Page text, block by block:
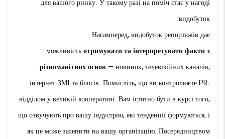
для вашого ринку. У такому разі на поміч стає у нагоді
видобуток.
Насамперед, видобуток репортажів дає
можливістьотримувати та інтерпретувати факти з
різноманітних основ — новинок, телевізійних каналів,
інтернет-ЗМІ та блогів. Помисліть, що ви контролюєте PR-
відділом у великій кооперативі. Вам істотно бути в курсі того,
що озвучують про вашу індустрію, які тенденції формуються, і
як це може зачепити на вашу організацію. Посередництвом